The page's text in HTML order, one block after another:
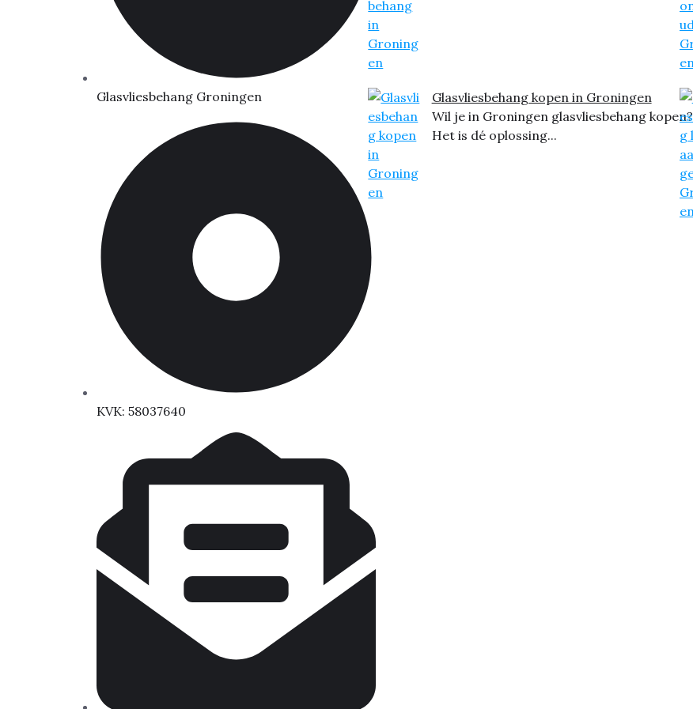
Glasvliesbehang Groningen
KVK: 58037640
Glasvliesbehang kopen in Groningen
Wil je in Groningen glasvliesbehang kopen?
Het is dé oplossing...